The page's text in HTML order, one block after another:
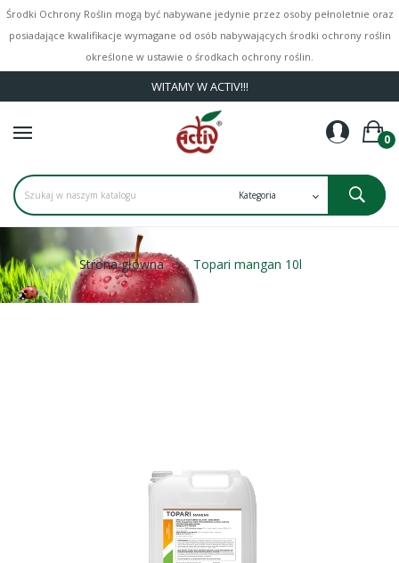
Środki Ochrony Roślin mogą być nabywane jedynie przez osoby pełnoletnie oraz
posiadające kwalifikacje wymagane od osób nabywających środki ochrony roślin
określone w ustawie o środkach ochrony roślin.
WITAMY W ACTIV!!!
0
Strona główna Topari mangan 10l